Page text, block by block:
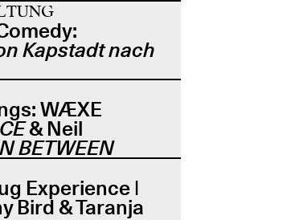
Kapstadt nach
WÆXE
& Neil
BETWEEN
Experience |
Bird & Taranja